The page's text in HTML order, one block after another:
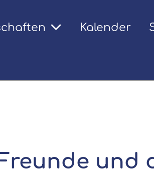
Kalender
und